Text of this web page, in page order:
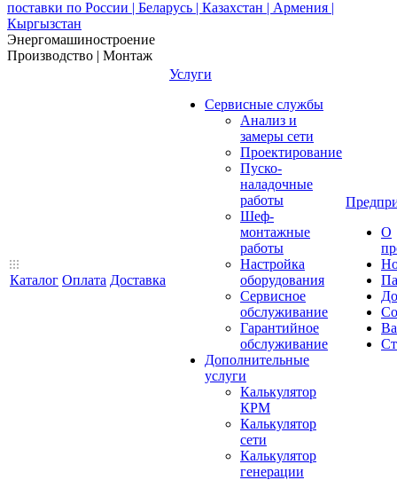
Энергомашиностроение
Производство | Монтаж
Каталог Оплата Доставка
Услуги
Сервисные службы
Анализ и
замеры сети
Проектирование
Пуско-
наладочные
работы
Шеф-
монтажные
работы
Настройка
оборудования
Сервисное
обслуживание
Гарантийное
обслуживание
Дополнительные
услуги
Калькулятор
КРМ
Калькулятор
сети
Калькулятор
генерации
О